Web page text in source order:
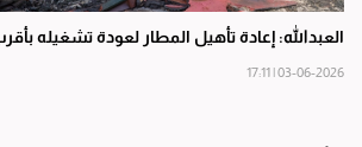
العبدالله: إعادة تأهيل المطار لعودة تشغيله
03-06-2026 | 17:11